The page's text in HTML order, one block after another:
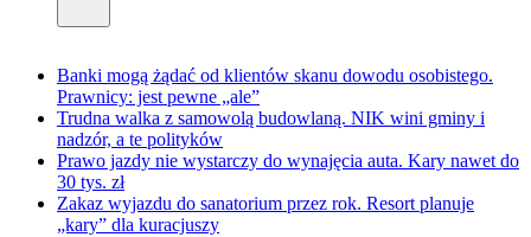
Banki mogą żądać od klientów skanu dowodu osobistego.
Prawnicy: jest pewne „ale”
Trudna walka z samowolą budowlaną. NIK wini gminy i
nadzór, a te polityków
Prawo jazdy nie wystarczy do wynajęcia auta. Kary nawet do
30 tys. zł
Zakaz wyjazdu do sanatorium przez rok. Resort planuje
„kary” dla kuracjuszy